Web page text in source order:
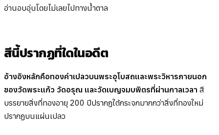
อ่านอบอุ่นโดยไม่เลยไปทางน้ำตาล
สีนี้ปรากฏที่ใดในอดีต
อ้างอิงหลักคือทองคำเปลวบนพระอุโบสถและพระวิหารภายนอก
ของวัดพระแก้ว วัดอรุณ และวัดเบญจมบพิตรที่ผ่านกาลเวลา สี
บรรยายสิ่งที่ทองอายุ 200 ปีปรากฏใต้กระจกมากกว่าสิ่งที่ทองใหม่
ปรากฏบนแผ่นเปลว